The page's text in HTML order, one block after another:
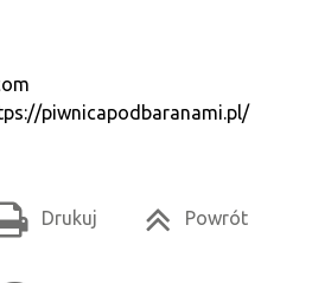
piwnicapodbaranami.pl/
Drukuj Powrót